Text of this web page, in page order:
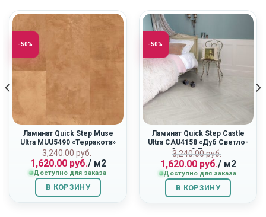
-50%
Ламинат Quick Step Muse
Ultra MUU5490 «Терракота»
3,240.00руб.
Первоначальная
цена
составляла
3,240.00
руб..
1,620.00руб.
Текущая
цена:
1,620.00
руб..
/ м2
Доступно для заказа
В КОРЗИНУ
-50%
Ламинат Quick Step Castle
Ultra CAU4158 «Дуб Светло-
Серый Патина»
3,240.00руб.
цена
составляла
3,240.00
руб..
1,620.00руб.
Текущая
цена:
1,620.00
руб..
/ м2
Доступно для заказа
В КОРЗИНУ